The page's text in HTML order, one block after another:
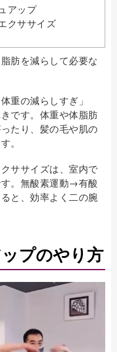
アップ
クササイズ
肪を減らして必要な
重の減らしすぎ」
です。体重や体脂肪
たり、髪の毛や肌の
。
ササイズは、室内で
。無酸素運動→有酸
と、効率よく二の腕
プのやり方